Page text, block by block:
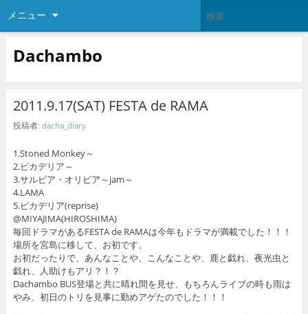
メニュー
Dachambo
2011.9.17(SAT) FESTA de RAMA
投稿者: dacha_diary
1.Stoned Monkey～
2.ピカデリア～
3.サルビア・オリビア～jam～
4.LAMA
5.ピカデリア(reprise)
@MIYAJIMA(HIROSHIMA)
毎回ドラマがあるFESTA de RAMAは今年もドラマが満載でした！！！
場所を宮島に移して、お初です。
お初だったりで、あんなことや、こんなことや、鹿と戯れ、夜光虫と
戯れ、人助けもアリ？！？
Dachambo BUS登場と共に晴れ間を見せ、もちろんライブの時も雨は
やみ、初日のトリを見事に勤めアゲたのでした！！！